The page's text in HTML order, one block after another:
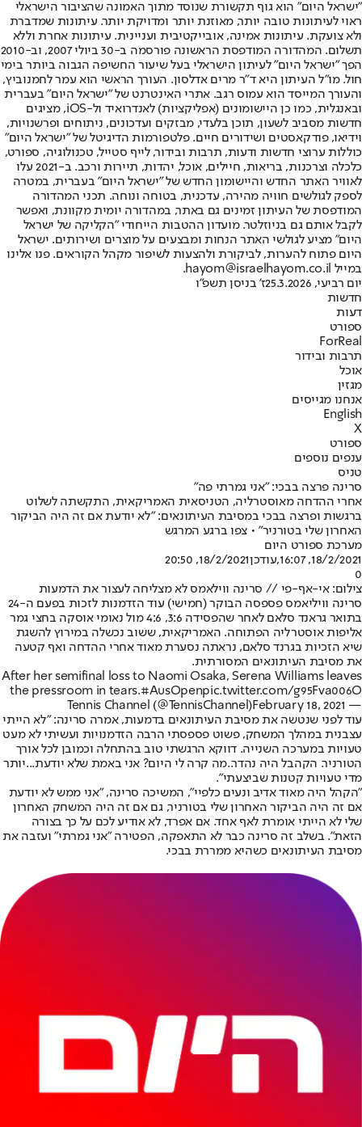
"ישראל היום" הוא גוף תקשורת שנוסד מתוך האמונה שהציבור הישראלי
ראוי לעיתונות טובה יותר, מאוזנת יותר ומדויקת יותר. עיתונות שמדברת
ולא צועקת. עיתונות אמינה, אובייקטיבית ועניינית. עיתונות אחרת וללא
תשלום. המהדורה המודפסת הראשונה פורסמה ב-30 ביולי 2007, וב-2010
הפך "ישראל היום" לעיתון הישראלי בעל שיעור החשיפה הגבוה ביותר בימי
חול. מו"ל העיתון היא ד"ר מרים אדלסון. העורך הראשי הוא עמר לחמנוביץ,
והעורך המייסד הוא עמוס רגב. אתרי האינטרנט של "ישראל היום" בעברית
ובאנגלית, כמו כן היישומונים (אפליקציות) לאנדרואיד ול-iOS, מציגים
חדשות מסביב לשעון, תוכן בלעדי, מבזקים ועדכונים, ניתוחים ופרשנויות,
וידיאו, פודקאסטים ושידורים חיים. פלטפורמות הדיגיטל של "ישראל היום"
כוללות ערוצי חדשות ודעות, תרבות ובידור, לייף סטייל, טכנולוגיה, ספורט,
כלכלה וצרכנות, בריאות, חיילים, אוכל, יהדות, תיירות ורכב. ב-2021 עלו
לאוויר האתר החדש והיישומון החדש של "ישראל היום" בעברית, במטרה
לספק לגולשים חוויה מהירה, עדכנית, בטוחה ונוחה. תכני המהדורה
המודפסת של העיתון זמינים גם באתר, במהדורה יומית מקוונת, ואפשר
לקבל אותם גם בניוזלטר. מועדון ההטבות הייחודי "הקליקה של ישראל
היום" מציע לגולשי האתר הנחות ומבצעים על מוצרים ושירותים. ישראל
היום פתוח להערות, לביקורת ולהצעות לשיפור מקהל הקוראים. פנו אלינו
במייל hayom@israelhayom.co.il.
יום רביעי, 25.3.2026
ז' בניסן תשפ"ו
חדשות
דעות
ספורט
ForReal
תרבות ובידור
אוכל
מגזין
אנחנו מגייסים
English
X
ספורט
ענפים נוספים
טניס
סרינה פרצה בבכי: "אני גמרתי פה"
אחרי ההדחה מאוסטרליה, הטניסאית האמריקאית, התקשתה לשלוט
ברגשות ופרצה בבכי במסיבת העיתונאים: "לא יודעת אם זה היה הביקור
האחרון שלי בטורניר" • צפו ברגע המרגש
מערכת ספורט היום
18/2/2021, 16:07
,עודכן18/2/2021, 20:50
0
צילום: אי-אף-פי // סרינה ווילאמס לא מצליחה לעצור את הדמעות
סרינה וויליאמס פספסה הבוקר (חמישי) עוד הזדמנות לזכות בפעם ה-24
בתואר גראנד סלאם לאחר שהפסידה 3:6, 4:6 מול נאומי אוסקה בחצי גמר
אליפות אוסטרליה הפתוחה. האמריקאית, ששוב נכשלה במירוץ להשגת
שיא הזכיות בגרנד סלאם, נראתה נסערת מאוד אחרי ההדחה ואף קטעה
את מסיבת העיתונאים המסורתית.
After her semifinal loss to Naomi Osaka, Serena Williams leaves
the pressroom in tears.#AusOpenpic.twitter.com/g95Fva006O
— Tennis Channel (@TennisChannel)
February 18, 2021
עוד לפני שנטשה את מסיבת העיתונאים בדמעות, אמרה סרינה: "לא הייתי
עצבנית במהלך המשחק, פשוט פספסתי הרבה הזדמנויות ועשיתי לא מעט
טעויות במערכה השנייה. דווקא הרגשתי טוב בהתחלה וכמובן לכל אורך
הטורניר. הקהבל היה נהדר..מה קרה לי היום? אני באמת שלא יודעת...יותר
מדי טעויות קטנות שביצעתי".
"הקהל היה מאוד אדיב ונעים כלפיי", המשיכה סרינה, "אני ממש לא יודעת
אם זה היה הביקור האחרון שלי בטורניר, גם אם זה היה המשחק האחרון
שלי לא הייתי אומרת לאף אחד. אם אפרד, לא אודיע לכם על כך בצורה
הזאת". בשלב זה סרינה כבר לא התאפקה, הפטירה "אני גמרתי" ועזבה את
מסיבת העיתונאים כשהיא ממררת בבכי.